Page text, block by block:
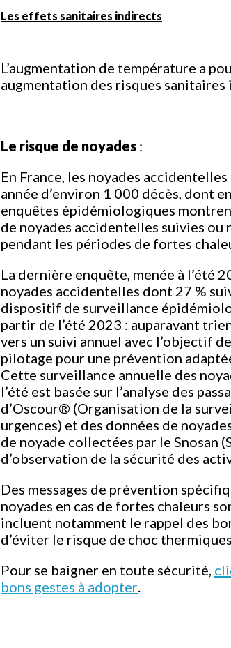
Les effets sanitaires indirects
L’augmentation de température a
augmentation des risques
Le risque de noyades :
En France, les noyades
année d’environ 1 000 décès, dont
enquêtes épidémiologiques
de noyades accidentelles suivies ou
pendant les périodes de fortes
La dernière enquête, menée à l’été
noyades accidentelles dont 27 %
dispositif de surveillance
partir de l’été 2023 : auparavant
vers un suivi annuel avec l’objectif
pilotage pour une prévention
Cette surveillance annuelle des
l’été est basée sur l’analyse des
d’Oscour® (Organisation de la
urgences) et des données de
de noyade collectées par le Snosan
d’observation de la sécurité des
Des messages de prévention
noyades en cas de fortes chaleurs
incluent notamment le rappel des
d’éviter le risque de choc
Pour se baigner en toute sécurité,
bons gestes à adopter.